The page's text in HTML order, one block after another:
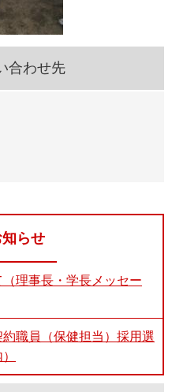
合わせ先
らせ
理事長・学長メッセー
職員（保健担当）採用選